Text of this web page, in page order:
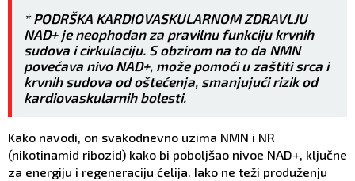
* PODRŠKA KARDIOVASKULARNOM ZDRAVLJU
NAD+ je neophodan za pravilnu funkciju krvnih
sudova i cirkulaciju. S obzirom na to da NMN
povećava nivo NAD+, može pomoći u zaštiti srca i
krvnih sudova od oštećenja, smanjujući rizik od
kardiovaskularnih bolesti.
Kako navodi, on svakodnevno uzima NMN i NR
(nikotinamid ribozid) kako bi poboljšao nivoe NAD+, ključne
za energiju i regeneraciju ćelija. Iako ne teži produženju